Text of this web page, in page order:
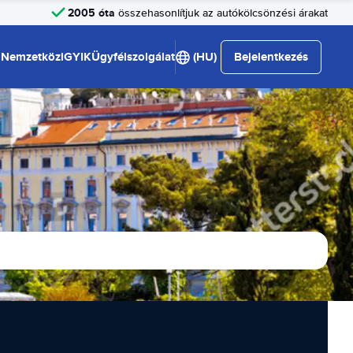
2005 óta összehasonlítjuk az autókölcsönzési árakat
NemzetköziGYIKÜgyfélszolgálat (HU) Bejelentkezés